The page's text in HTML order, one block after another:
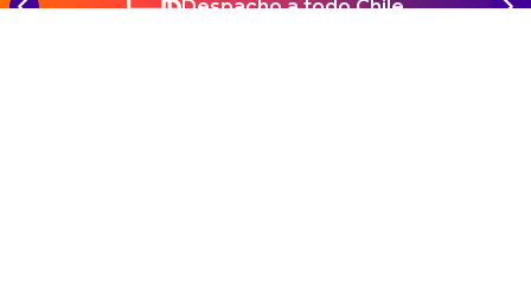
Despacho a todo Chile